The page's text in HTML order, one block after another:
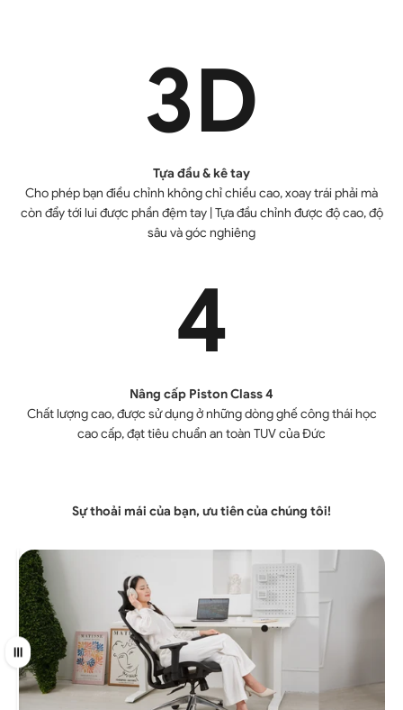
3D
Tựa đầu & kê tay
Cho phép bạn điều chỉnh không chỉ chiều cao, xoay trái phải mà
còn đẩy tới lui được phần đệm tay | Tựa đầu chỉnh được độ cao, độ
sâu và góc nghiêng
4
Nâng cấp Piston Class 4
Chất lượng cao, được sử dụng ở những dòng ghế công thái học
cao cấp, đạt tiêu chuẩn an toàn TUV của Đức
Sự thoải mái của bạn, ưu tiên của chúng tôi!
Kéo